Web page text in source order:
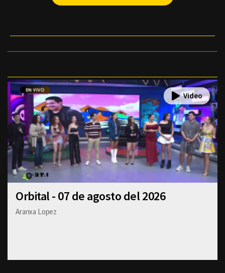
Orbital - 07 de agosto del 2026
Aranxa Lopez